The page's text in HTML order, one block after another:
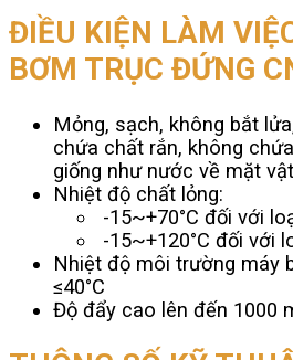
ĐIỀU KIỆN LÀM
BƠM TRỤC ĐỨNG
Mỏng, sạch, không bắt
chứa chất rắn, không
giống như nước về mặt
Nhiệt độ chất lỏng:
-15~+70°C đối với
-15~+120°C đối với
Nhiệt độ môi trường máy
≤40°C
Độ đẩy cao lên đến 1000